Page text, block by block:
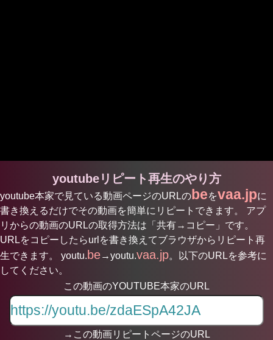
youtubeリピート再生のやり方
youtube本家で見ている動画ページのURLのbeをvaa.jpに
書き換えるだけでその動画を簡単にリピートできます。 アプ
リからの動画のURLの取得方法は「共有→コピー」です。
URLをコピーしたらurlを書き換えてブラウザからリピート再
生できます。 youtu. be→youtu.vaa.jp。以下のURLを参考に
してください。
この動画のYOUTUBE本家のURL
→この動画リピートページのURL